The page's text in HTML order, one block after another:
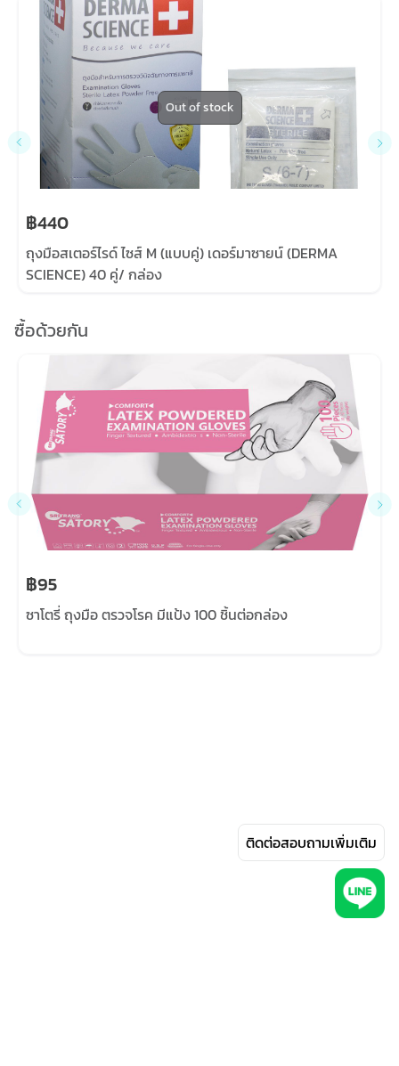
Out of stock
฿440
ถุงมือสเตอร์ไรด์ ไซส์ M (แบบคู่) เดอร์มาซายน์ (DERMA
SCIENCE) 40 คู่/ กล่อง
ซื้อด้วยกัน
฿95
ซาโตรี่ ถุงมือ ตรวจโรค มีแป้ง 100 ชิ้นต่อกล่อง
ติดต่อสอบถามเพิ่มเติม